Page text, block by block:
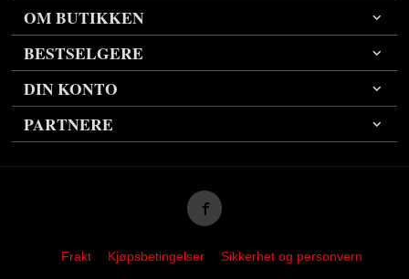
OM BUTIKKEN
BESTSELGERE
DIN KONTO
PARTNERE
Frakt Kjøpsbetingelser Sikkerhet og personvern